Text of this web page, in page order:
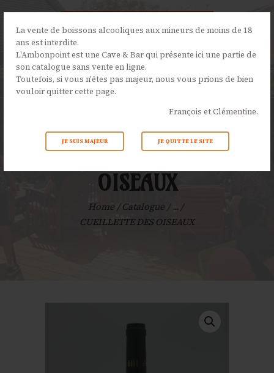
La vente de boissons alcooliques aux mineurs de moins de 18
ans est interdite.
L'Ambonpoint est une Cave & Bar qui présente ici une partie de
son catalogue sans vente en ligne.
Toutefois, si vous n'êtes pas majeur, nous vous prions de bien
vouloir quitter cette page.
François et Clémentine.
JE SUIS MAJEUR JE QUITTE LE SITE
CUEILLETTE DES
OISEAUX
Home Catalogue
...
CUEILLETTE DES OISEAUX
L’AMBONPOINT
LA CAVE
NOS ÉVÉNEMENTS
ACTUALITÉS
CONTACTS